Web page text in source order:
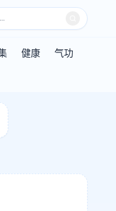
健康
气功